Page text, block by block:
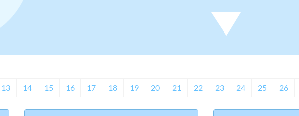
13 14 15 16 17 18 19 20 21 22 23 24 25 26